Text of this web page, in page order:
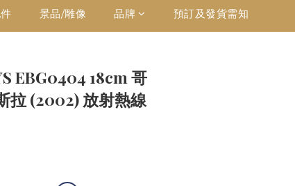
景品/雕像 品牌 預訂及發貨需知
EBG0404 18cm 哥
拉 (2002) 放射熱線